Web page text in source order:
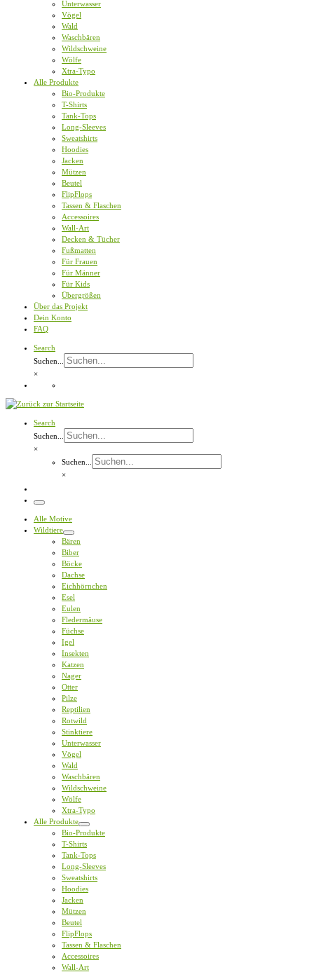
Unterwasser
Vögel
Wald
Waschbären
Wildschweine
Wölfe
Xtra-Typo
Alle Produkte
Bio-Produkte
T-Shirts
Tank-Tops
Long-Sleeves
Sweatshirts
Hoodies
Jacken
Mützen
Beutel
FlipFlops
Tassen & Flaschen
Accessoires
Wall-Art
Decken & Tücher
Fußmatten
Für Frauen
Für Männer
Für Kids
Übergrößen
Über das Projekt
Dein Konto
FAQ
Search
Suchen...
×
Search
Suchen...
×
Suchen...
×
Menü
Alle Motive
Wildtiere
Bären
Biber
Böcke
Dachse
Eichhörnchen
Esel
Eulen
Fledermäuse
Füchse
Igel
Insekten
Katzen
Nager
Otter
Pilze
Reptilien
Rotwild
Stinktiere
Unterwasser
Vögel
Wald
Waschbären
Wildschweine
Wölfe
Xtra-Typo
Alle Produkte
Bio-Produkte
T-Shirts
Tank-Tops
Long-Sleeves
Sweatshirts
Hoodies
Jacken
Mützen
Beutel
FlipFlops
Tassen & Flaschen
Accessoires
Wall-Art